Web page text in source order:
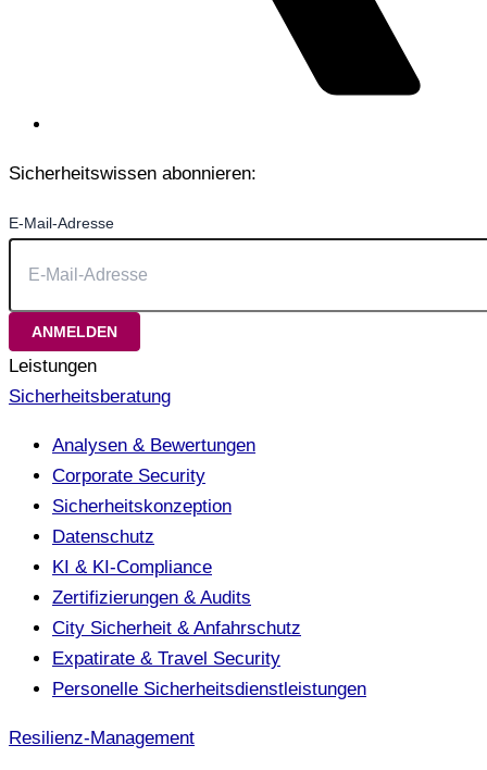
Sicherheitswissen abonnieren:
E-Mail-Adresse
Leistungen
Sicherheitsberatung
Analysen & Bewertungen
Corporate Security
Sicherheitskonzeption
Datenschutz
KI & KI-Compliance
Zertifizierungen & Audits
City Sicherheit & Anfahrschutz
Expatirate & Travel Security
Personelle Sicherheitsdienstleistungen
Resilienz-Management